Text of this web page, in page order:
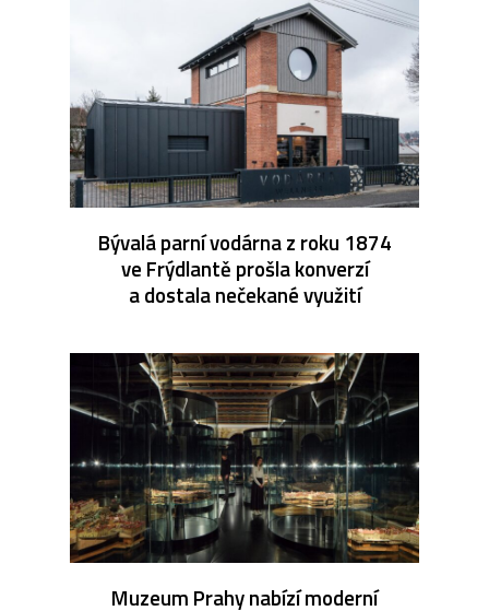
Bývalá parní vodárna z roku 1874
ve Frýdlantě prošla konverzí
a dostala nečekané využití
Muzeum Prahy nabízí moderní